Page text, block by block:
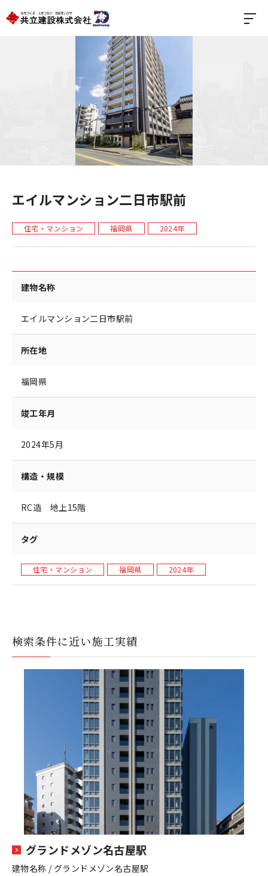
エイルマンション二日市駅前
住宅・マンション 福岡県 2024年
建物名称
エイルマンション二日市駅前
所在地
福岡県
竣工年月
2024年5月
構造・規模
RC造 地上15階
タグ
住宅・マンション 福岡県 2024年
検索条件に近い施工実績
グランドメゾン名古屋駅
建物名称 / グランドメゾン名古屋駅